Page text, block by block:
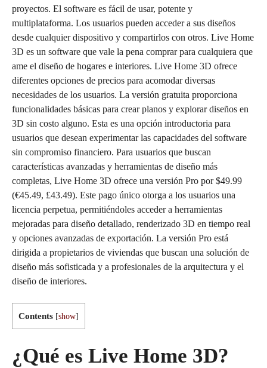
proyectos. El software es fácil de usar, potente y
multiplataforma. Los usuarios pueden acceder a sus diseños
desde cualquier dispositivo y compartirlos con otros. Live Home
3D es un software que vale la pena comprar para cualquiera que
ame el diseño de hogares e interiores. Live Home 3D ofrece
diferentes opciones de precios para acomodar diversas
necesidades de los usuarios. La versión gratuita proporciona
funcionalidades básicas para crear planos y explorar diseños en
3D sin costo alguno. Esta es una opción introductoria para
usuarios que desean experimentar las capacidades del software
sin compromiso financiero. Para usuarios que buscan
características avanzadas y herramientas de diseño más
completas, Live Home 3D ofrece una versión Pro por $49.99
(€45.49, £43.49). Este pago único otorga a los usuarios una
licencia perpetua, permitiéndoles acceder a herramientas
mejoradas para diseño detallado, renderizado 3D en tiempo real
y opciones avanzadas de exportación. La versión Pro está
dirigida a propietarios de viviendas que buscan una solución de
diseño más sofisticada y a profesionales de la arquitectura y el
diseño de interiores.
Contents [show]
¿Qué es Live Home 3D?